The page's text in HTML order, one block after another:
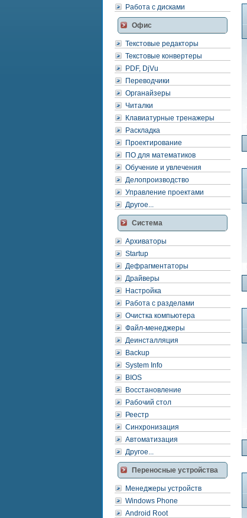
Работа с дисками
Офис
Текстовые редакторы
Текстовые конвертеры
PDF, DjVu
Переводчики
Органайзеры
Читалки
Клавиатурные тренажеры
Раскладка
Проектирование
ПО для математиков
Обучение и увлечения
Делопроизводство
Управление проектами
Другое...
Система
Архиваторы
Startup
Дефрагментаторы
Драйверы
Настройка
Работа с разделами
Очистка компьютера
Файл-менеджеры
Деинсталляция
Backup
System Info
BIOS
Восстановление
Рабочий стол
Реестр
Синхронизация
Автоматизация
Другое...
Переносные устройства
Менеджеры устройств
Windows Phone
Android Root